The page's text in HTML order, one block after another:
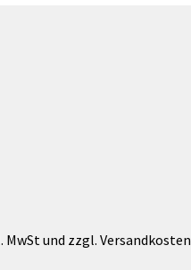
und zzgl. Versandkosten